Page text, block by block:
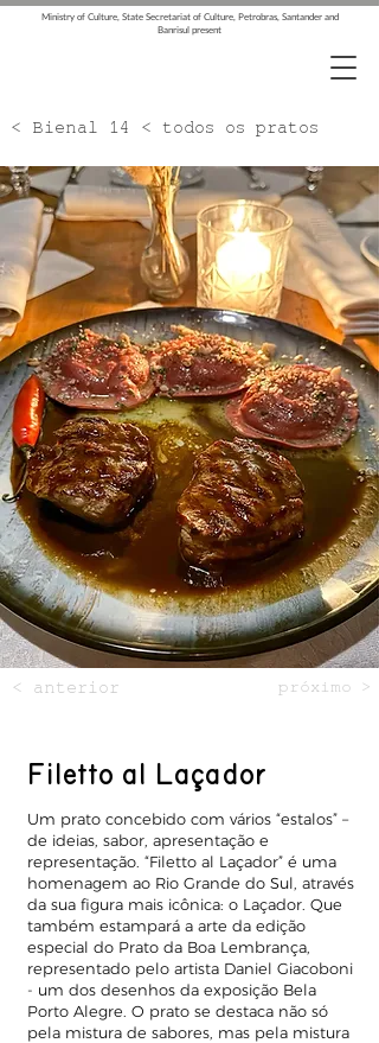
Ministry of Culture, State Secretariat of Culture, Petrobras, Santander and
Banrisul present
< Bienal 14 < todos os pratos
< anterior próximo >
Filetto al Laçador
Um prato concebido com vários “estalos” –
de ideias, sabor, apresentação e
representação. “Filetto al Laçador” é uma
homenagem ao Rio Grande do Sul, através
da sua figura mais icônica: o Laçador. Que
também estampará a arte da edição
especial do Prato da Boa Lembrança,
representado pelo artista Daniel Giacoboni
- um dos desenhos da exposição Bela
Porto Alegre. O prato se destaca não só
pela mistura de sabores, mas pela mistura